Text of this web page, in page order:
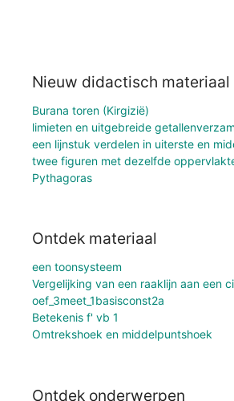
Nieuw didactisch materiaal
Burana toren (Kirgizië)
limieten en uitgebreide
een lijnstuk verdelen in uiterste en
twee figuren met dezelfde
Pythagoras
Ontdek materiaal
een toonsysteem
Vergelijking van een raaklijn aan een
oef_3meet_1basisconst2a
Betekenis f' vb 1
Omtrekshoek en middelpuntshoek
Ontdek onderwerpen